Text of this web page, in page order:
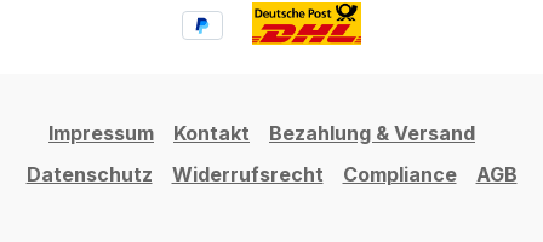
Impressum Kontakt
Bezahlung & Versand
Datenschutz
Widerrufsrecht Compliance AGB